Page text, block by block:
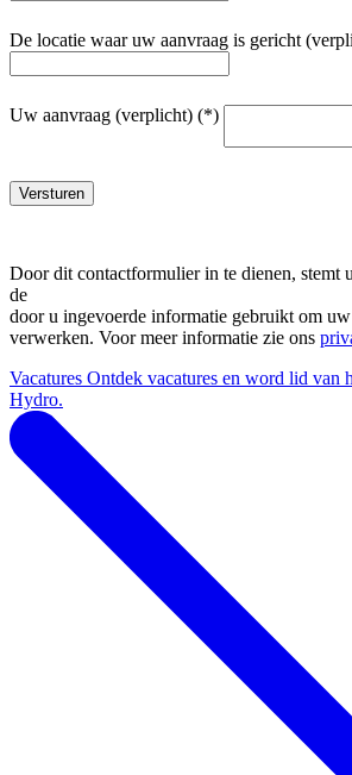
De locatie waar uw aanvraag is gericht
Uw aanvraag (verplicht)
Versturen
Door dit contactformulier in te dienen, stemt
de
door u ingevoerde informatie gebruikt om uw
verwerken. Voor meer informatie zie ons
Vacatures Ontdek vacatures en word lid van
Hydro.